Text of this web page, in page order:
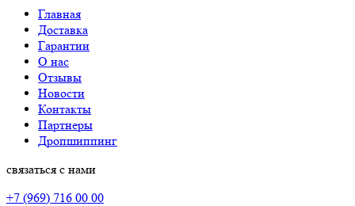
Главная
Доставка
Гарантии
О нас
Отзывы
Новости
Контакты
Партнеры
Дропшиппинг
связаться с нами
+7 (969) 716 00 00